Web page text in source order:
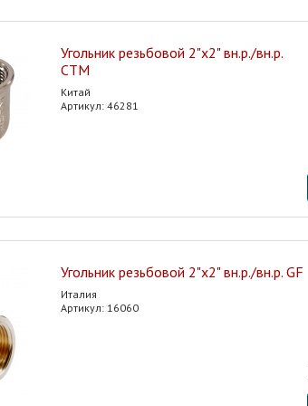
Угольник резьбовой 2"х2" вн.р./вн.р.
CTM
Китай
Артикул: 46281
Угольник резьбовой 2"х2" вн.р./вн.р. GF
Италия
Артикул: 16060